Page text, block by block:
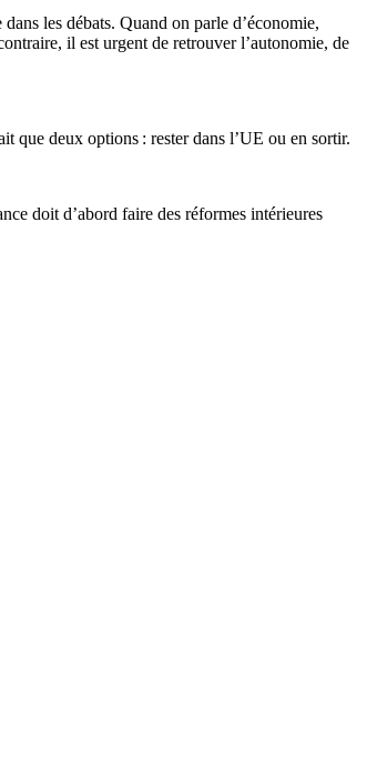
les débats. Quand on parle d’économie,
il est urgent de retrouver l’autonomie, de
que deux options : rester dans l’UE ou en sortir.
doit d’abord faire des réformes intérieures